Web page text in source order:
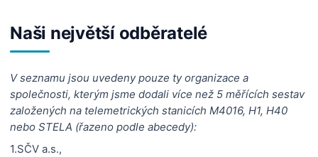
Naši největší odběratelé
V seznamu jsou uvedeny pouze ty organizace a
společnosti, kterým jsme dodali více než 5 měřících sestav
založených na telemetrických stanicích M4016, H1, H40
nebo STELA (řazeno podle abecedy):
1.SČV a.s.,